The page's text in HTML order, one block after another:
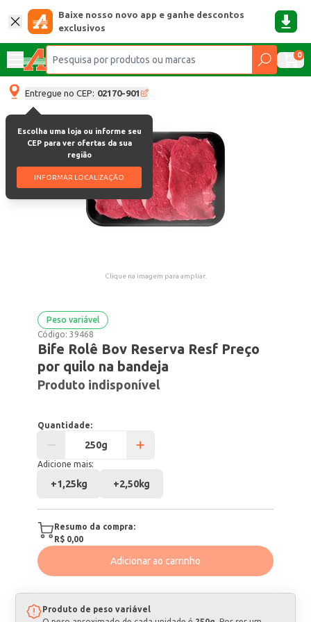
Baixe nosso novo app e ganhe descontos
exclusivos
0
Entregue no CEP: 02170-901
Escolha uma loja ou informe seu
CEP para ver ofertas da sua
região
INFORMAR LOCALIZAÇÃO
Clique na imagem para ampliar.
Peso variável
Código:39468
Bife Rolê Bov Reserva Resf Preço
por quilo na bandeja
Produto indisponível
Quantidade:
Adicione mais:
+1,25kg +2,50kg
Resumo da compra:
R$ 0,00
Adicionar ao carrinho
Produto de peso variável